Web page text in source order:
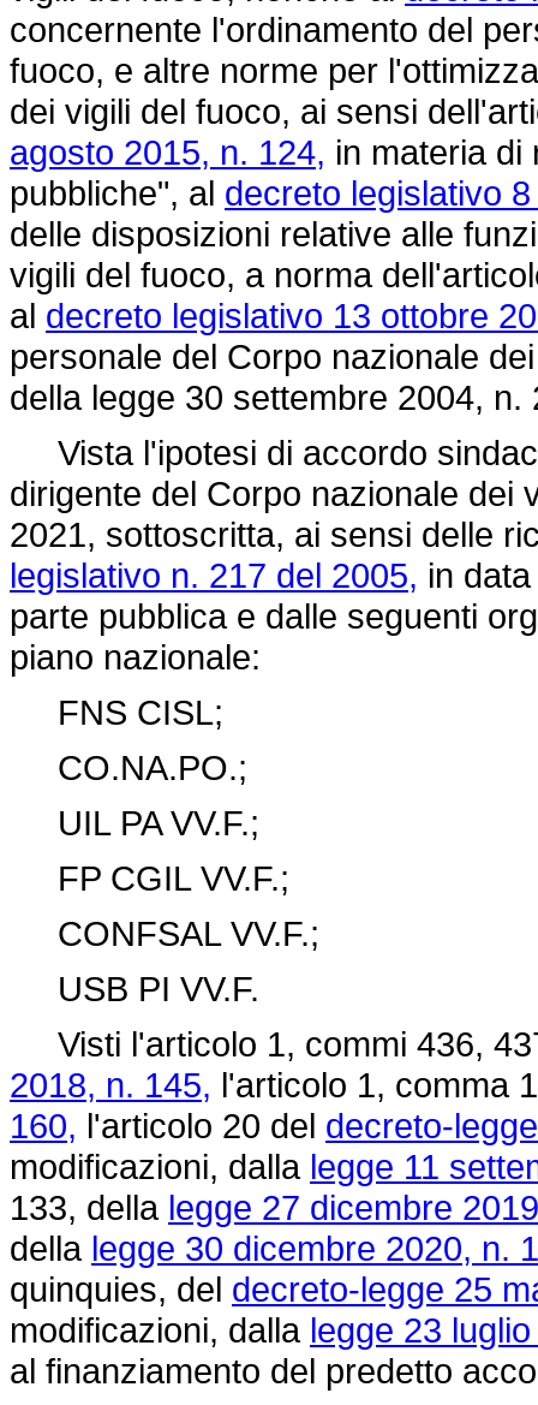
concernente l'ordinamento del
fuoco, e altre norme per
dei vigili del fuoco, ai sensi
agosto 2015, n. 124, in materia di
pubbliche", al decreto legislativo
delle disposizioni relative alle
vigili del fuoco, a norma
al decreto legislativo 13 ottobre
personale del Corpo nazionale
della legge 30 settembre 2004, n.
Vista l'ipotesi di accordo
dirigente del Corpo nazionale dei
2021, sottoscritta, ai sensi delle
legislativo n. 217 del 2005, in
parte pubblica e dalle seguenti
piano nazionale:
FNS CISL;
CO.NA.PO.;
UIL PA VV.F.;
FP CGIL VV.F.;
CONFSAL VV.F.;
USB PI VV.F.
Visti l'articolo 1, commi 436,
2018, n. 145, l'articolo 1, comma
160, l'articolo 20 del decreto-
modificazioni, dalla legge 11
133, della legge 27 dicembre
della legge 30 dicembre 2020, n.
quinquies, del decreto-legge 25
modificazioni, dalla legge 23
al finanziamento del predetto